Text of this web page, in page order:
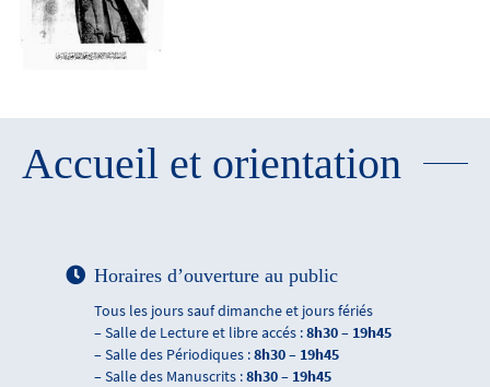
Accueil et orientation
Horaires d’ouverture au public
Tous les jours sauf dimanche et jours fériés
– Salle de Lecture et libre accés :8h30 – 19h45
– Salle des Périodiques :8h30 – 19h45
– Salle des Manuscrits :8h30 – 19h45